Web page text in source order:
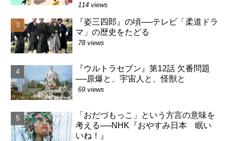
114 views
『姿三四郎』の頃──テレビ「柔道ドラ
マ」の歴史をたどる
78 views
『ウルトラセブン』第12話 欠番問題
──原爆と、宇宙人と、怪獣と
69 views
「おだづもっこ」という方言の意味を
考える──NHK『おやすみ日本 眠い
いね！』